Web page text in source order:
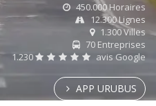
450.000 Horaires
12.300 Lignes
1.300 Villes
70 Entreprises
1.230
avis Google
APP URUBUS